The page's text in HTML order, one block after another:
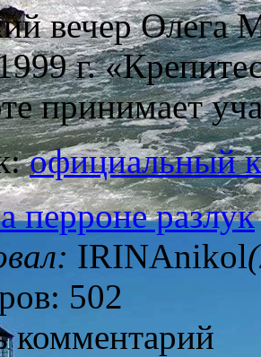
вечер Олега
г.
принимает
официальный
перроне разлук
IRINAnikol
502
комментарий